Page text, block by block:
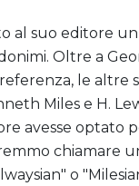
al suo editore
Oltre a
le altre
Miles e H.
avesse optato
chiamare
o